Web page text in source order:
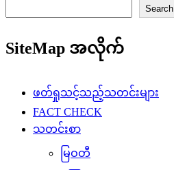
Search
SiteMap အလိုက်
ဖတ်ရှုသင့်သည့်သတင်းများ
FACT CHECK
သတင်းစာ
မြဝတီ